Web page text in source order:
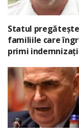
Statul
familiile care
primi